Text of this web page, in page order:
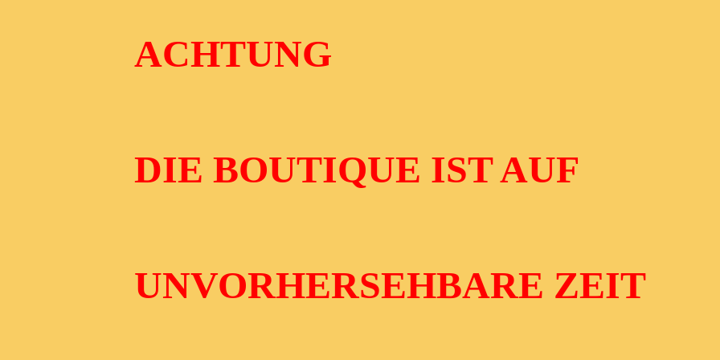
ACHTUNG
DIE BOUTIQUE IST AUF
UNVORHERSEHBARE ZEIT